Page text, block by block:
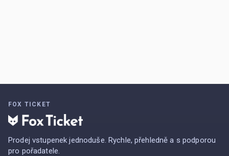
FOX TICKET
Prodej vstupenek jednoduše. Rychle, přehledně a s podporou
pro pořadatele.